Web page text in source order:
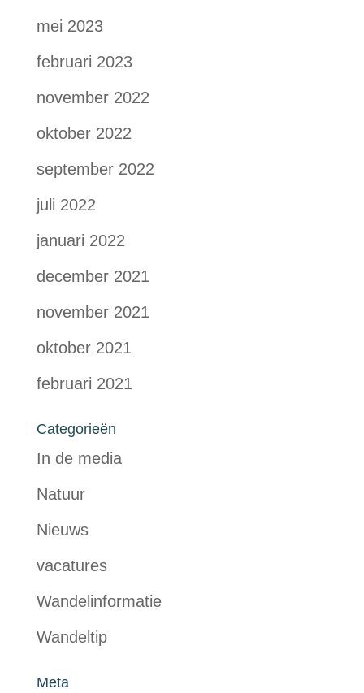
mei 2023
februari 2023
november 2022
oktober 2022
september 2022
juli 2022
januari 2022
december 2021
november 2021
oktober 2021
februari 2021
Categorieën
In de media
Natuur
Nieuws
vacatures
Wandelinformatie
Wandeltip
Meta